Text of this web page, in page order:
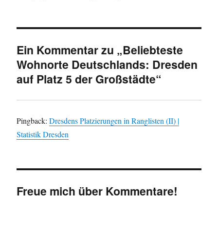
Ein Kommentar zu „Beliebteste
Wohnorte Deutschlands: Dresden
auf Platz 5 der Großstädte“
Pingback:Dresdens Platzierungen in Ranglisten (II) |
Statistik Dresden
Freue mich über Kommentare!